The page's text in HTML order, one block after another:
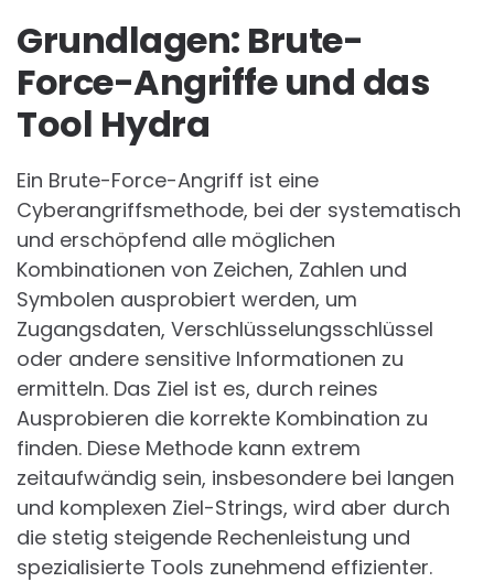
Grundlagen: Brute-
Force-Angriffe und das
Tool Hydra
Ein Brute-Force-Angriff ist eine
Cyberangriffsmethode, bei der systematisch
und erschöpfend alle möglichen
Kombinationen von Zeichen, Zahlen und
Symbolen ausprobiert werden, um
Zugangsdaten, Verschlüsselungsschlüssel
oder andere sensitive Informationen zu
ermitteln. Das Ziel ist es, durch reines
Ausprobieren die korrekte Kombination zu
finden. Diese Methode kann extrem
zeitaufwändig sein, insbesondere bei langen
und komplexen Ziel-Strings, wird aber durch
die stetig steigende Rechenleistung und
spezialisierte Tools zunehmend effizienter.